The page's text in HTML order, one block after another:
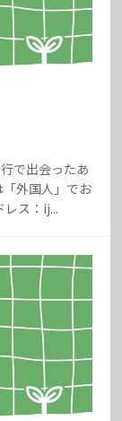
で出会ったあ
外国人」でお
レス：ij...